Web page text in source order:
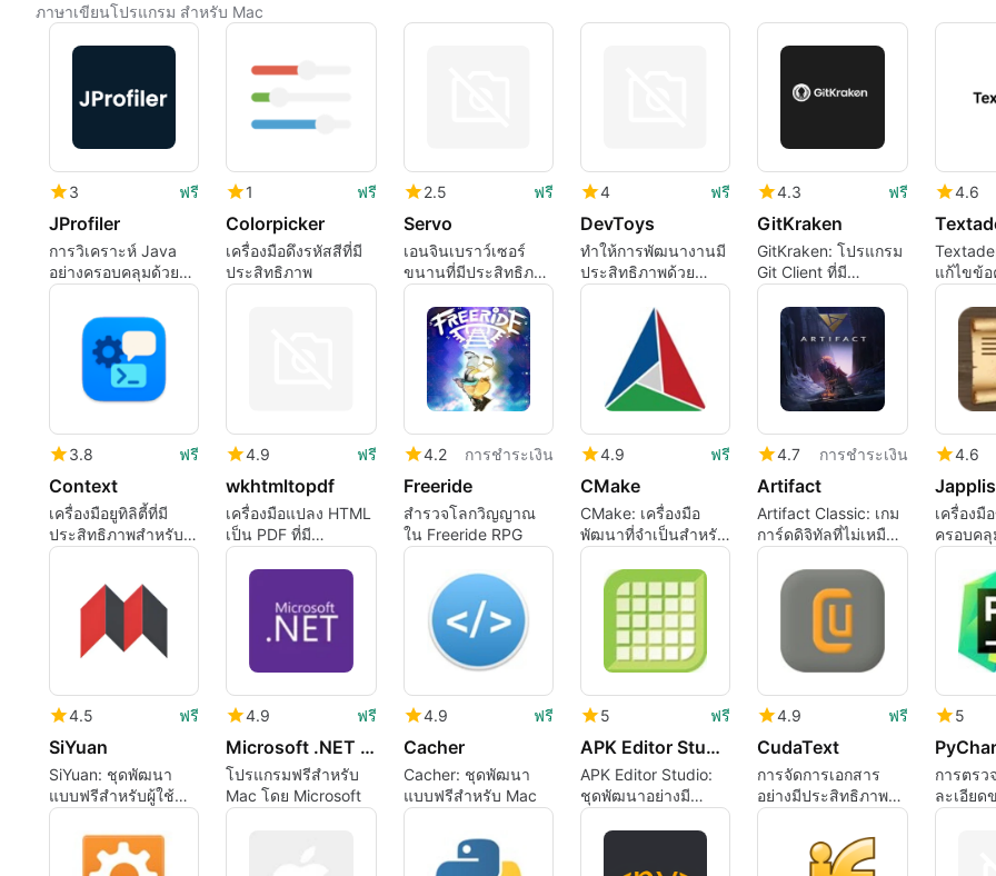
ภาษาเขียนโปรแกรม สำหรับ Mac
3 ฟรี
JProfiler
การวิเคราะห์ Java
อย่างครอบคลุมด้วย
JProfiler
1 ฟรี
Colorpicker
เครื่องมือดึงรหัสสีที่มี
ประสิทธิภาพ
2.5 ฟรี
Servo
เอนจินเบราว์เซอร์
ขนานที่มีประสิทธิภาพ
สำหรับ Mac
4 ฟรี
DevToys
ทำให้การพัฒนางานมี
ประสิทธิภาพด้วย
DevToys
4.3 ฟรี
GitKraken
GitKraken: โปรแกรม
Git Client ที่มี
ประสิทธิภาพสำหรับ
Mac
4.6
แก้ไขข้
หลายสำ
3.8 ฟรี
Context
เครื่องมือยูทิลิตี้ที่มี
ประสิทธิภาพสำหรับผู้
ใช้ Mac
4.9 ฟรี
wkhtmltopdf
เครื่องมือแปลง HTML
เป็น PDF ที่มี
ประสิทธิภาพ
4.2 การชำระเงิน
Freeride
สำรวจโลกวิญญาณ
ใน Freeride RPG
4.9 ฟรี
CMake
CMake: เครื่องมือ
พัฒนาที่จำเป็นสำหรับ
Mac
4.7 การชำระเงิน
Artifact
Artifact Classic: เกม
การ์ดดิจิทัลที่ไม่เหมือน
ใคร
4.6
เครื่องมื
ครอบค
Mac
4.5 ฟรี
SiYuan
SiYuan: ชุดพัฒนา
แบบฟรีสำหรับผู้ใช้
Mac
4.9 ฟรี
Microsoft .NET Desktop Runtime
โปรแกรมฟรีสำหรับ
Mac โดย Microsoft
4.9 ฟรี
Cacher
Cacher: ชุดพัฒนา
แบบฟรีสำหรับ Mac
5 ฟรี
APK Editor Studio
APK Editor Studio:
ชุดพัฒนาอย่างมี
ประสิทธิภาพสำหรับ
Mac
4.9 ฟรี
CudaText
การจัดการเอกสาร
อย่างมีประสิทธิภาพ
ด้วย CudaText
5
การตรว
ละเอียด
PyCharm